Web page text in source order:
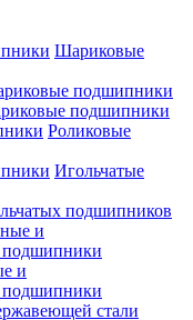
Шариковые
подшипники
подшипники
Роликовые
Игольчатые
подшипников
и
подшипники